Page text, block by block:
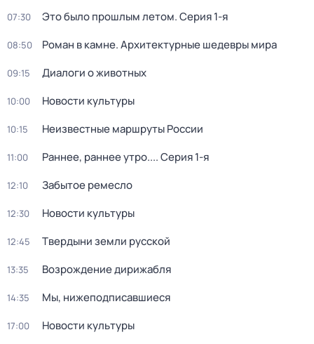
07:30 Это было прошлым летом. Серия 1-я
08:50 Роман в камне. Архитектурные шедевры мира
09:15 Диалоги о животных
10:00 Новости культуры
10:15 Неизвестные маршруты России
11:00 Раннее, раннее утро.... Серия 1-я
12:10 Забытое ремесло
12:30 Новости культуры
12:45 Твердыни земли русской
13:35 Возрождение дирижабля
14:35 Мы, нижеподписавшиеся
17:00 Новости культуры